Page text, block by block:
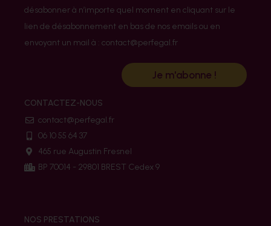
NOS PRESTATIONS
CONTACTEZ-NOUS
contact@perfegal.fr
06 10 55 64 37
465 rue Augustin Fresnel
BP 70014 - 29801 BREST Cedex 9
désabonner à n’importe quel moment en cliquant sur le
lien de désabonnement en bas de nos emails ou en
envoyant un mail à : contact@perfegal.fr
Je m'abonne !